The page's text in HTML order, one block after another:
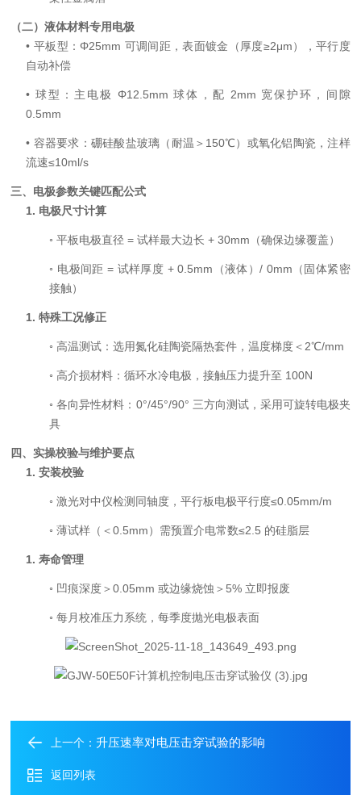
（二）液体材料专用电极
• 平板型：Φ25mm 可调间距，表面镀金（厚度≥2μm），平行度
自动补偿
• 球型：主电极 Φ12.5mm球体，配 2mm 宽保护环，间隙
0.5mm
• 容器要求：硼硅酸盐玻璃（耐温＞ 150℃）或氧化铝陶瓷，注样
流速≤10ml/s
三、电极参数关键匹配公式
1. 电极尺寸计算
◦平板电极直径 =试样最大边长+ 30mm （确保边缘覆盖）
◦ 电极间距 = 试样厚度 + 0.5mm （液体）/ 0mm （固体紧密
接触）
1.特殊工况修正
◦高温测试：选用氮化硅陶瓷隔热套件，温度梯度＜2℃/mm
◦高介损材料：循环水冷电极，接触压力提升至 100N
◦各向异性材料： 0°/45°/90° 三方向测试，采用可旋转电极夹
具
四、实操校验与维护要点
1.安装校验
◦激光对中仪检测同轴度，平行板电极平行度≤0.05mm/m
◦薄试样（＜0.5mm）需预置介电常数≤2.5 的硅脂层
1.寿命管理
◦ 凹痕深度＞0.05mm或边缘烧蚀＞ 5% 立即报废
◦每月校准压力系统，每季度抛光电极表面
上一个： 升压速率对电压击穿试验的影响
返回列表